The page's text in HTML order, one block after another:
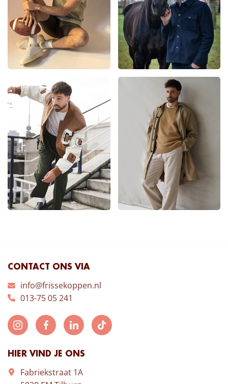
CONTACT ONS VIA
info@frissekoppen.nl
013-75 05 241
HIER VIND JE ONS
Fabriekstraat 1A